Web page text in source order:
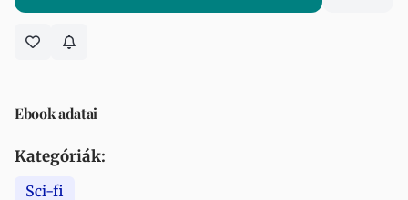
Ebook adatai
Kategóriák:
Sci-fi